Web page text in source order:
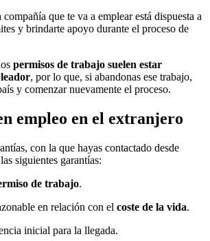
que te va a emplear está dispuesta a
y brindarte apoyo durante el proceso de
permisos de trabajo suelen estar
, por lo que, si abandonas ese trabajo,
y comenzar nuevamente el proceso.
empleo en el extranjero
con la que hayas contactado desde
siguientes garantías:
de trabajo.
en relación con el coste de la vida.
inicial para la llegada.